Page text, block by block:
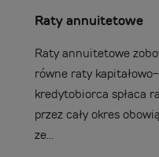
Raty annuitetowe
Raty annuitetowe
równe raty
kredytobiorca spłaca
przez cały okres
ze...